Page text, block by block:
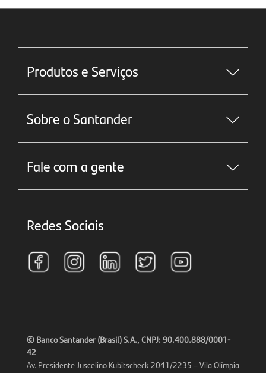
Produtos e Serviços
Sobre o Santander
Fale com a gente
Redes Sociais
© Banco Santander (Brasil) S.A., CNPJ: 90.400.888/0001-
42
Av. Presidente Juscelino Kubitscheck 2041/2235 – Vila Olímpia